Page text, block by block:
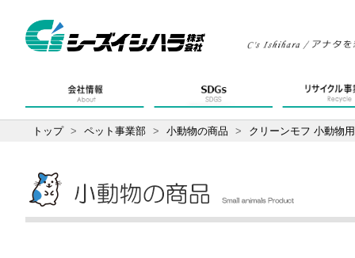
トップ > ペット事業部 > 小動物の商品 > クリーンモフ 小動物